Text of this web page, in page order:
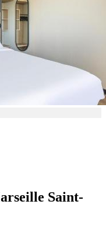
Saint-